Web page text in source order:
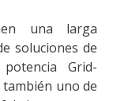
una larga
soluciones de
Grid-
uno de